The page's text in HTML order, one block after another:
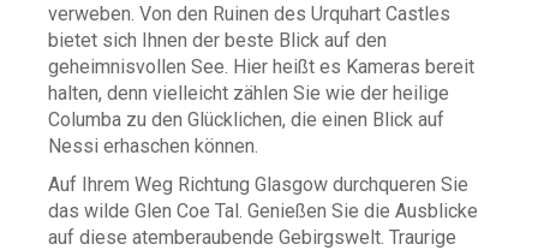
verweben. Von den Ruinen des Urquhart Castles
bietet sich Ihnen der beste Blick auf den
geheimnisvollen See. Hier heißt es Kameras bereit
halten, denn vielleicht zählen Sie wie der heilige
Columba zu den Glücklichen, die einen Blick auf
Nessi erhaschen können.
Auf Ihrem Weg Richtung Glasgow durchqueren Sie
das wilde Glen Coe Tal. Genießen Sie die Ausblicke
auf diese atemberaubende Gebirgswelt. Traurige